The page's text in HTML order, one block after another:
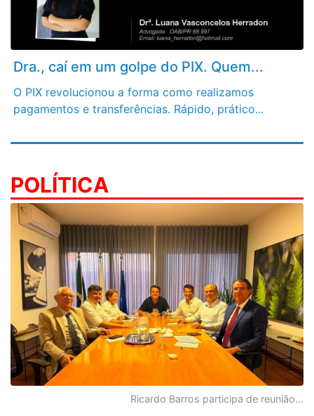
Dra., caí em um golpe do PIX. Quem...
O PIX revolucionou a forma como realizamos
pagamentos e transferências. Rápido, prático...
POLÍTICA
Ricardo Barros participa de reunião...